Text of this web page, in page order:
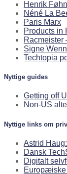
Henrik
Néné La
Paris Marx
Products in
Racmeister
Signe
Techtopia
Nyttige guides
Getting off
Non-US
Nyttige links om
Astrid
Dansk
Digitalt
Europæiske